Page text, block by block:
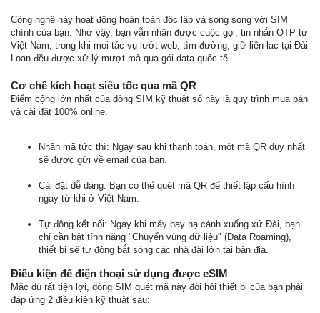
Công nghệ này hoạt động hoàn toàn độc lập và song song với SIM
chính của bạn. Nhờ vậy, bạn vẫn nhận được cuộc gọi, tin nhắn OTP từ
Việt Nam, trong khi mọi tác vụ lướt web, tìm đường, giữ liên lạc tại Đài
Loan đều được xử lý mượt mà qua gói data quốc tế.
Cơ chế kích hoạt siêu tốc qua mã QR
Điểm cộng lớn nhất của dòng SIM kỹ thuật số này là quy trình mua bán
và cài đặt 100% online.
Nhận mã tức thì: Ngay sau khi thanh toán, một mã QR duy nhất
sẽ được gửi về email của bạn.
Cài đặt dễ dàng: Bạn có thể quét mã QR để thiết lập cấu hình
ngay từ khi ở Việt Nam.
Tự động kết nối: Ngay khi máy bay hạ cánh xuống xứ Đài, bạn
chỉ cần bật tính năng "Chuyển vùng dữ liệu" (Data Roaming),
thiết bị sẽ tự động bắt sóng các nhà đài lớn tại bản địa.
Điều kiện để điện thoại sử dụng được eSIM
Mặc dù rất tiện lợi, dòng SIM quét mã này đòi hỏi thiết bị của bạn phải
đáp ứng 2 điều kiện kỹ thuật sau: